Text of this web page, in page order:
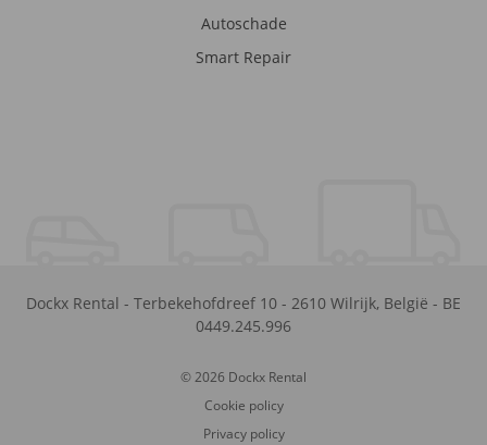
Autoschade
Smart Repair
Dockx Rental - Terbekehofdreef 10 - 2610 Wilrijk, België - BE
0449.245.996
© 2026 Dockx Rental
Cookie policy
Privacy policy